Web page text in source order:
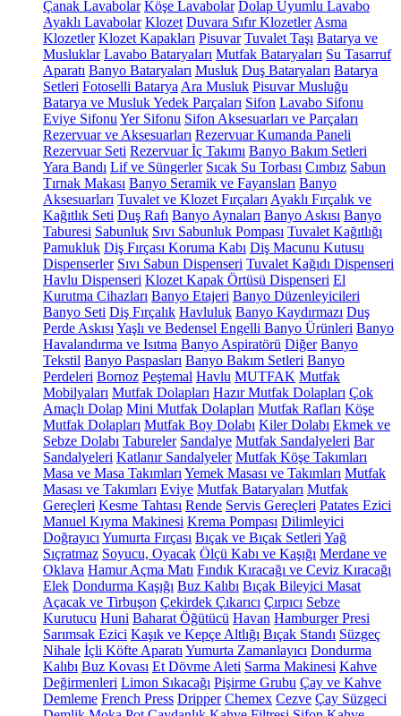
Çanak Lavabolar Köşe Lavabolar Dolap Uyumlu Lavabo
Ayaklı Lavabolar Klozet Duvara Sıfır Klozetler Asma
Klozetler Klozet Kapakları Pisuvar Tuvalet Taşı Batarya ve
Musluklar Lavabo Bataryaları Mutfak Bataryaları Su Tasarruf
Aparatı Banyo Bataryaları Musluk Duş Bataryaları Batarya
Setleri Fotoselli Batarya Ara Musluk Pisuvar Musluğu
Batarya ve Musluk Yedek Parçaları Sifon Lavabo Sifonu
Eviye Sifonu Yer Sifonu Sifon Aksesuarları ve Parçaları
Rezervuar ve Aksesuarları Rezervuar Kumanda Paneli
Rezervuar Seti Rezervuar İç Takımı Banyo Bakım Setleri
Yara Bandı Lif ve Süngerler Sıcak Su Torbası Cımbız Sabun
Tırnak Makası Banyo Seramik ve Fayansları Banyo
Aksesuarları Tuvalet ve Klozet Fırçaları Ayaklı Fırçalık ve
Kağıtlık Seti Duş Rafı Banyo Aynaları Banyo Askısı Banyo
Taburesi Sabunluk Sıvı Sabunluk Pompası Tuvalet Kağıtlığı
Pamukluk Diş Fırçası Koruma Kabı Diş Macunu Kutusu
Dispenserler Sıvı Sabun Dispenseri Tuvalet Kağıdı Dispenseri
Havlu Dispenseri Klozet Kapak Örtüsü Dispenseri El
Kurutma Cihazları Banyo Etajeri Banyo Düzenleyicileri
Banyo Seti Diş Fırçalık Havluluk Banyo Kaydırmazı Duş
Perde Askısı Yaşlı ve Bedensel Engelli Banyo Ürünleri Banyo
Havalandırma ve Isıtma Banyo Aspiratörü Diğer Banyo
Tekstil Banyo Paspasları Banyo Bakım Setleri Banyo
Perdeleri Bornoz Peştemal Havlu MUTFAK Mutfak
Mobilyaları Mutfak Dolapları Hazır Mutfak Dolapları Çok
Amaçlı Dolap Mini Mutfak Dolapları Mutfak Rafları Köşe
Mutfak Dolapları Mutfak Boy Dolabı Kiler Dolabı Ekmek ve
Sebze Dolabı Tabureler Sandalye Mutfak Sandalyeleri Bar
Sandalyeleri Katlanır Sandalyeler Mutfak Köşe Takımları
Masa ve Masa Takımları Yemek Masası ve Takımları Mutfak
Masası ve Takımları Eviye Mutfak Bataryaları Mutfak
Gereçleri Kesme Tahtası Rende Servis Gereçleri Patates Ezici
Manuel Kıyma Makinesi Krema Pompası Dilimleyici
Doğrayıcı Yumurta Fırçası Bıçak ve Bıçak Setleri Yağ
Sıçratmaz Soyucu, Oyacak Ölçü Kabı ve Kaşığı Merdane ve
Oklava Hamur Açma Matı Fındık Kıracağı ve Ceviz Kıracağı
Elek Dondurma Kaşığı Buz Kalıbı Bıçak Bileyici Masat
Açacak ve Tirbuşon Çekirdek Çıkarıcı Çırpıcı Sebze
Kurutucu Huni Baharat Öğütücü Havan Hamburger Presi
Sarımsak Ezici Kaşık ve Kepçe Altlığı Bıçak Standı Süzgeç
Nihale İçli Köfte Aparatı Yumurta Zamanlayıcı Dondurma
Kalıbı Buz Kovası Et Dövme Aleti Sarma Makinesi Kahve
Değirmenleri Limon Sıkacağı Pişirme Grubu Çay ve Kahve
Demleme French Press Dripper Chemex Cezve Çay Süzgeci